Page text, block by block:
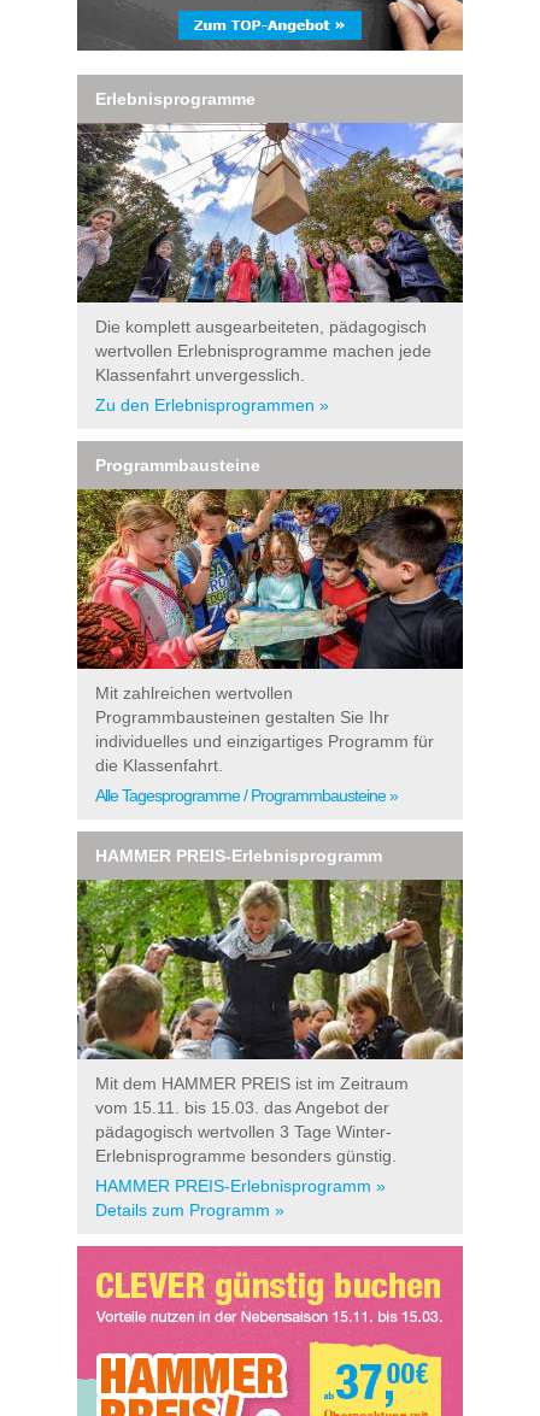
Erlebnisprogramme
Die komplett ausgearbeiteten, pädagogisch
wertvollen Erlebnisprogramme machen jede
Klassenfahrt unvergesslich.
Zu den Erlebnisprogrammen »
Programmbausteine
Mit zahlreichen wertvollen
Programmbausteinen gestalten Sie Ihr
individuelles und einzigartiges Programm für
die Klassenfahrt.
Alle Tagesprogramme / Programmbausteine »
HAMMER PREIS-Erlebnisprogramm
Mit dem HAMMER PREIS ist im Zeitraum
vom 15.11. bis 15.03. das Angebot der
pädagogisch wertvollen 3 Tage Winter-
Erlebnisprogramme besonders günstig.
HAMMER PREIS-Erlebnisprogramm »
Details zum Programm »